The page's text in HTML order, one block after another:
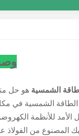
الشمسية هو حل
الطاقة الشمسية في
الأمد للأنظمة
المصنوع من الفولاذ